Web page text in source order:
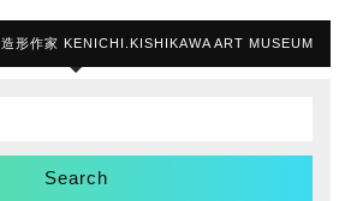
形作家 KENICHI.KISHIKAWA ART MUSEUM